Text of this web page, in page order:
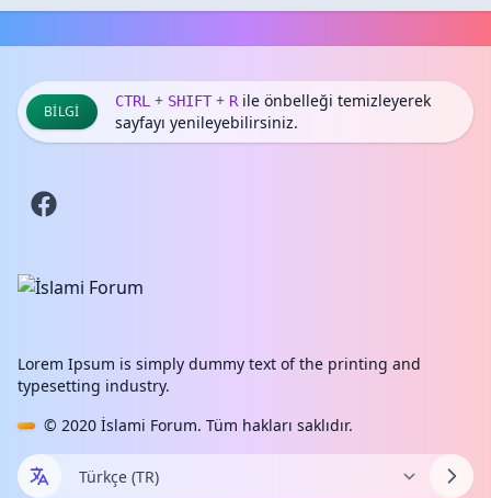
BILGI
CTRL + SHIFT + Rile önbelleği temizleyerek
sayfayı yenileyebilirsiniz.
Lorem Ipsum is simply dummy text of the printing and
typesetting industry.
© 2020 İslami Forum. Tüm hakları saklıdır.